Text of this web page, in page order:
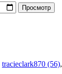
tracieclark870 (56),